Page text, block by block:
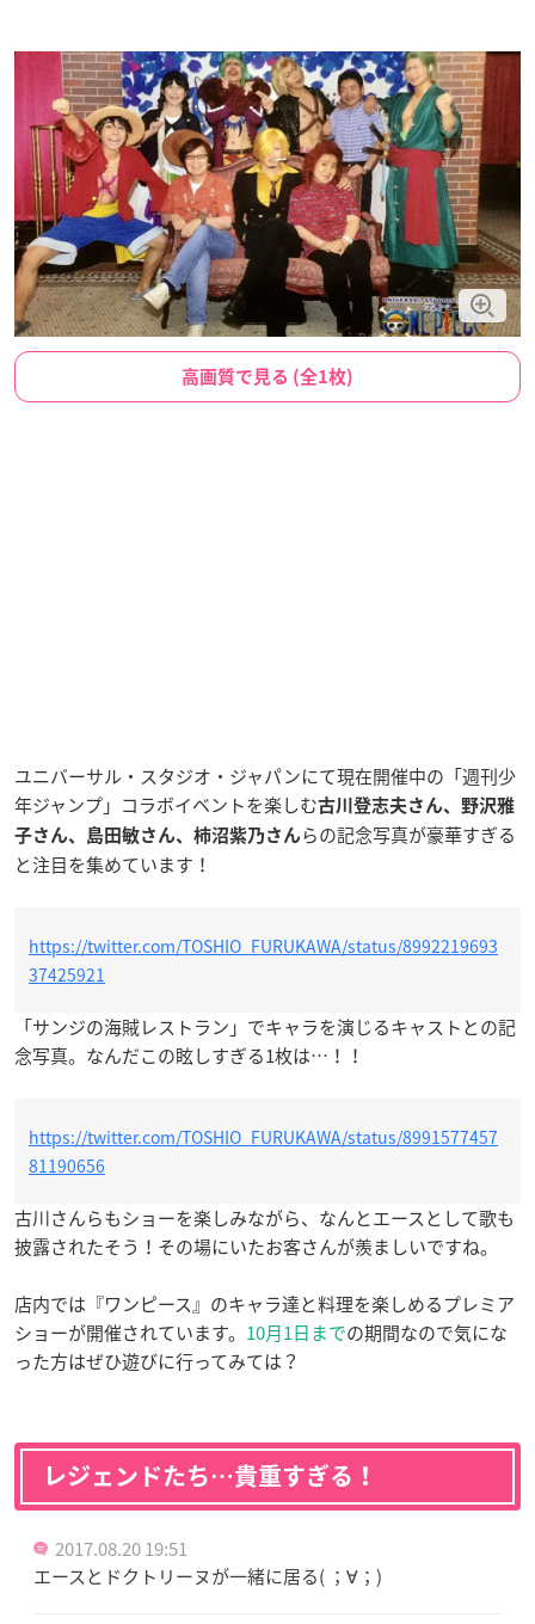
高画質で見る (全1枚)
ユニバーサル・スタジオ・ジャパンにて現在開催中の「週刊少
年ジャンプ」コラボイベントを楽しむ古川登志夫さん、野沢雅
子さん、島田敏さん、柿沼紫乃さんらの記念写真が豪華すぎる
と注目を集めています！
https://twitter.com/TOSHIO_FURUKAWA/status/8992219693
37425921
「サンジの海賊レストラン」でキャラを演じるキャストとの記
念写真。なんだこの眩しすぎる1枚は…！！
https://twitter.com/TOSHIO_FURUKAWA/status/8991577457
81190656
古川さんらもショーを楽しみながら、なんとエースとして歌も
披露されたそう！その場にいたお客さんが羨ましいですね。
店内では『ワンピース』のキャラ達と料理を楽しめるプレミア
ショーが開催されています。 10月1日までの期間なので気にな
った方はぜひ遊びに行ってみては？
レジェンドたち…貴重すぎる！
2017.08.20 19:51
エースとドクトリーヌが一緒に居る( ；∀；)